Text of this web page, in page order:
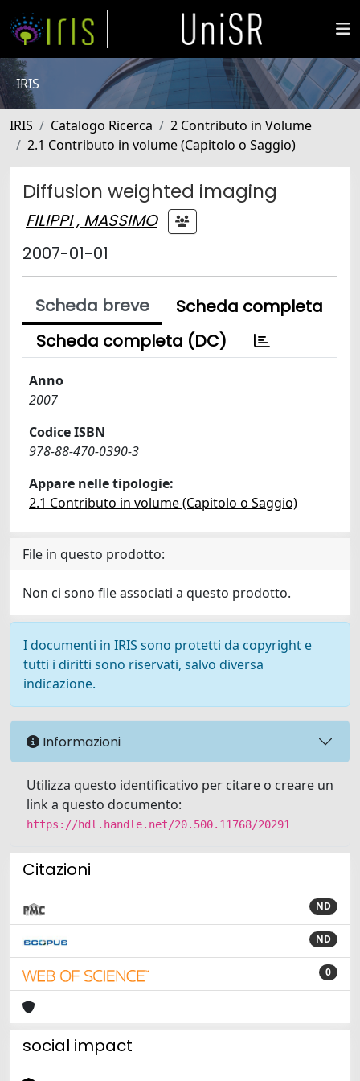
IRIS
IRIS Catalogo Ricerca
2 Contributo in Volume
2.1 Contributo in volume (Capitolo o Saggio)
Diffusion weighted imaging
FILIPPI , MASSIMO
2007-01-01
Scheda breve
Scheda completa
Scheda completa (DC)
Anno
2007
Codice ISBN
978-88-470-0390-3
Appare nelle tipologie:
2.1 Contributo in volume (Capitolo o Saggio)
File in questo prodotto:
Non ci sono file associati a questo prodotto.
I documenti in IRIS sono protetti da copyright e
tutti i diritti sono riservati, salvo diversa
indicazione.
Informazioni
Utilizza questo identificativo per citare o creare un
link a questo documento:
https://hdl.handle.net/20.500.11768/20291
Citazioni
ND
ND
0
social impact